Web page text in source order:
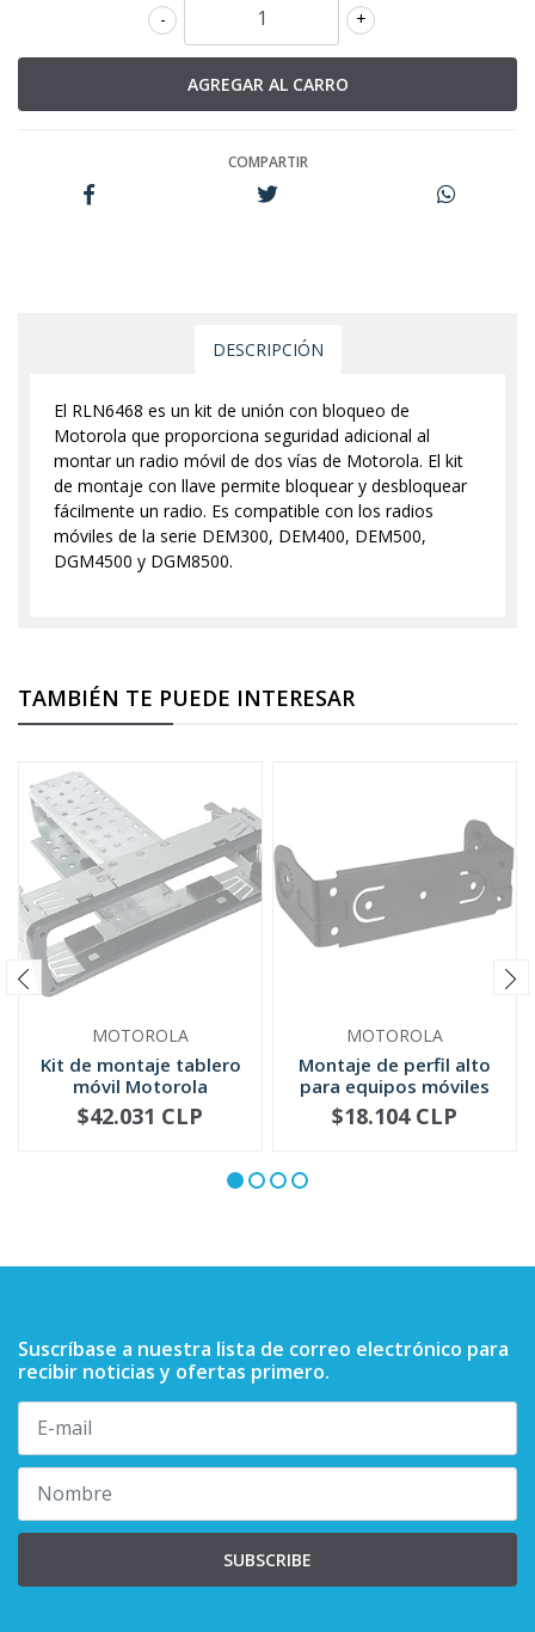
+
-
COMPARTIR
DESCRIPCIÓN
El RLN6468 es un kit de unión con bloqueo de
Motorola que proporciona seguridad adicional al
montar un radio móvil de dos vías de Motorola. El kit
de montaje con llave permite bloquear y desbloquear
fácilmente un radio. Es compatible con los radios
móviles de la serie DEM300, DEM400, DEM500,
DGM4500 y DGM8500.
TAMBIÉN TE PUEDE INTERESAR
MOTOROLA
Kit de montaje tablero
móvil Motorola
FTN6083
NO DISPONIBLE
$42.031 CLP
MOTOROLA
Montaje de perfil alto
para equipos móviles
GLN...
NO DISPONIBLE
$18.104 CLP
Suscríbase a nuestra lista de correo electrónico para
recibir noticias y ofertas primero.
SUBSCRIBE